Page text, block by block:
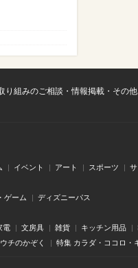
り組みのご相談・情報掲載・その
イベント アート スポーツ
ゲーム ディズニーパス
電 文房具 雑貨 キッチン用品
チのかぞく 特集 カラダ・ココロ・